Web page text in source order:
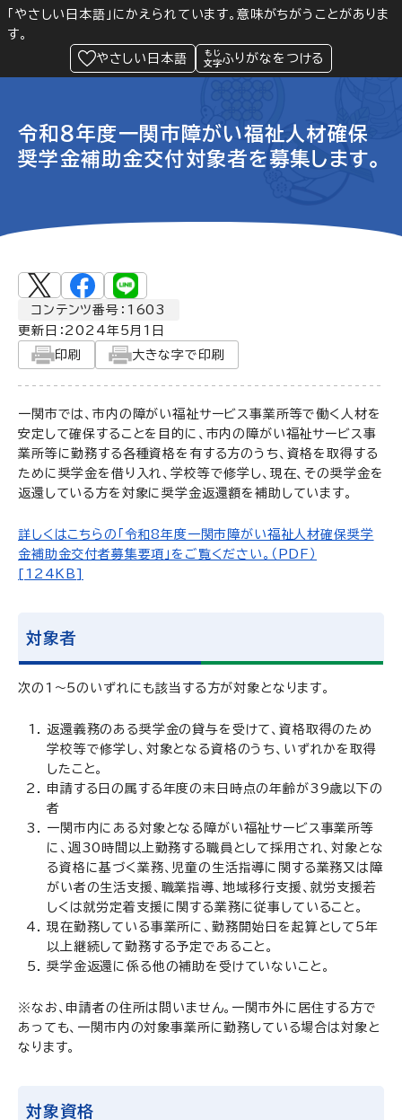
「やさしい日本語」にかえられています。意味がちがうことがありま
す。
やさしい日本語
ふりがなをつける
Language 閲覧支援
緊急情報
令和８年度一関市障がい福祉人材確保
奨学金補助金交付対象者を募集します。
コンテンツ番号：1603
更新日： 2024年5月1日
印刷
大きな字で印刷
一関市では、市内の障がい福祉サービス事業所等で働く人材を
安定して確保することを目的に、市内の障がい福祉サービス事
業所等に勤務する各種資格を有する方のうち、資格を取得する
ために奨学金を借り入れ、学校等で修学し、現在、その奨学金を
返還している方を対象に奨学金返還額を補助しています。
詳しくはこちらの「令和8年度一関市障がい福祉人材確保奨学
金補助金交付者募集要項」をご覧ください。（PDF）
[124KB]
対象者
次の1～5のいずれにも該当する方が対象となります。
返還義務のある奨学金の貸与を受けて、資格取得のため
学校等で修学し、対象となる資格のうち、いずれかを取得
したこと。
申請する日の属する年度の末日時点の年齢が39歳以下の
者
一関市内にある対象となる障がい福祉サービス事業所等
に、週30時間以上勤務する職員として採用され、対象とな
る資格に基づく業務、児童の生活指導に関する業務又は障
がい者の生活支援、職業指導、地域移行支援、就労支援若
しくは就労定着支援に関する業務に従事していること。
現在勤務している事業所に、勤務開始日を起算として5年
以上継続して勤務する予定であること。
奨学金返還に係る他の補助を受けていないこと。
※なお、申請者の住所は問いません。一関市外に居住する方で
あっても、一関市内の対象事業所に勤務している場合は対象と
なります。
対象資格